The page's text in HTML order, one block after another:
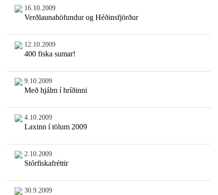
16.10.2009
Verðlaunahöfundur og Héðinsfjörður
12.10.2009
400 fiska sumar!
9.10.2009
Með hjálm í hríðinni
4.10.2009
Laxinn í tölum 2009
2.10.2009
Stórfiskafréttir
30.9.2009